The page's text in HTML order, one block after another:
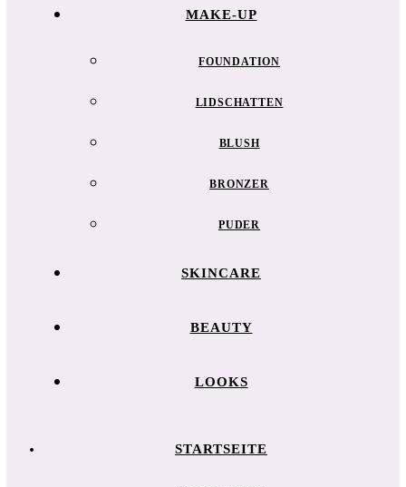
MAKE-UP
FOUNDATION
LIDSCHATTEN
BLUSH
BRONZER
PUDER
SKINCARE
BEAUTY
LOOKS
STARTSEITE